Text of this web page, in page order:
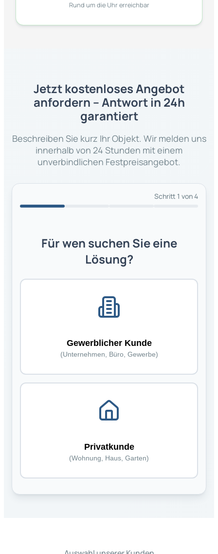
Rund um die Uhr erreichbar
Jetzt kostenloses Angebot
anfordern – Antwort in 24h
garantiert
Beschreiben Sie kurz Ihr Objekt. Wir melden uns
innerhalb von 24 Stunden mit einem
unverbindlichen Festpreisangebot.
Schritt 1 von 4
Für wen suchen Sie eine
Lösung?
Gewerblicher Kunde
(Unternehmen, Büro, Gewerbe)
Privatkunde
(Wohnung, Haus, Garten)